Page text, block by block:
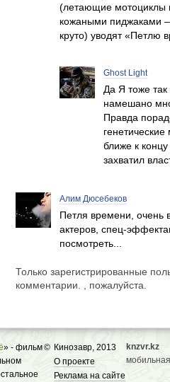
(летающие мотоциклы
кожаными пиджаками
круто) уводят «Петлю
Ghost Light
Да Я тоже
намешано
Правда
ближе к
захватил
Алим Дюсебеков
Петля времени, очень
актеров, спец-
посмотреть...
Только зарегистрированные
комментарии. , пожалуйста.
© Кинозавр, 2013
О проекте
Реклама на сайте
» - фильм
knzvr.kz